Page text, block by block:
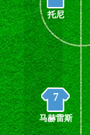
7
马赫雷斯
托尼